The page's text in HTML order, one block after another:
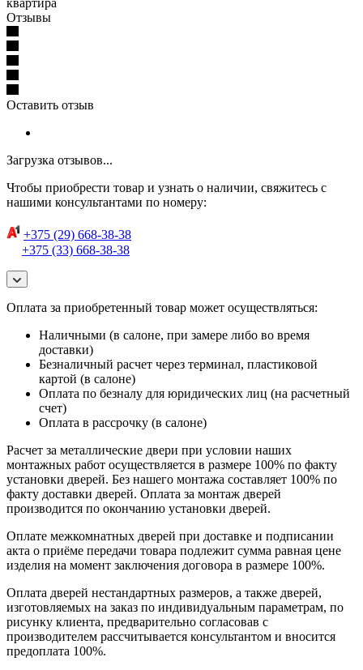
Отзывы
Оставить отзыв
Загрузка отзывов...
Чтобы приобрести товар и узнать о наличии, свяжитесь с
нашими консультантами по номеру:
+375 (29) 668-38-38
+375 (33) 668-38-38
Оплата за приобретенный товар может осуществляться:
Наличными (в салоне, при замере либо во время
доставки)
Безналичный расчет через терминал, пластиковой
картой (в салоне)
Оплата по безналу для юридических лиц (на расчетный
счет)
Оплата в рассрочку (в салоне)
Расчет за металлические двери при условии наших
монтажных работ осуществляется в размере 100% по факту
установки дверей. Без нашего монтажа составляет 100% по
факту доставки дверей. Оплата за монтаж дверей
производится по окончанию установки дверей.
Оплате межкомнатных дверей при доставке и подписании
акта о приёме передачи товара подлежит сумма равная цене
изделия на момент заключения договора в размере 100%.
Оплата дверей нестандартных размеров, а также дверей,
изготовляемых на заказ по индивидуальным параметрам, по
рисунку клиента, предварительно согласовав с
производителем рассчитывается консультантом и вносится
предоплата 100%.